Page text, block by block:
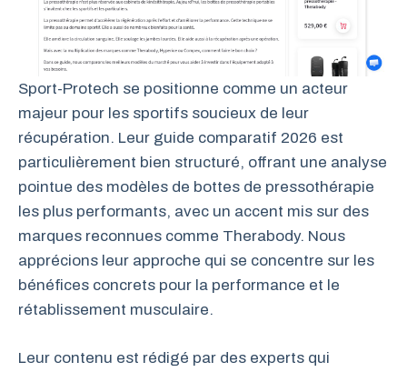
Sport-Protech se positionne comme un acteur
majeur pour les sportifs soucieux de leur
récupération. Leur guide comparatif 2026 est
particulièrement bien structuré, offrant une analyse
pointue des modèles de bottes de pressothérapie
les plus performants, avec un accent mis sur des
marques reconnues comme Therabody. Nous
apprécions leur approche qui se concentre sur les
bénéfices concrets pour la performance et le
rétablissement musculaire.
Leur contenu est rédigé par des experts qui